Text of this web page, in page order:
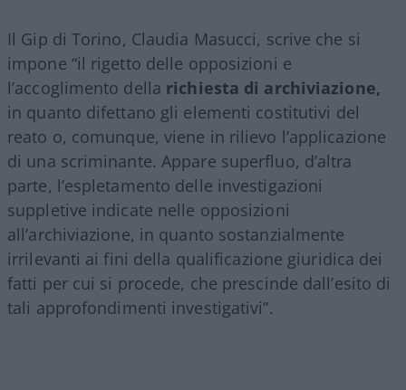
Il Gip di Torino, Claudia Masucci, scrive che si
impone “il rigetto delle opposizioni e
l’accoglimento della richiesta di archiviazione,
in quanto difettano gli elementi costitutivi del
reato o, comunque, viene in rilievo l’applicazione
di una scriminante. Appare superfluo, d’altra
parte, l’espletamento delle investigazioni
suppletive indicate nelle opposizioni
all’archiviazione, in quanto sostanzialmente
irrilevanti ai fini della qualificazione giuridica dei
fatti per cui si procede, che prescinde dall’esito di
tali approfondimenti investigativi”.